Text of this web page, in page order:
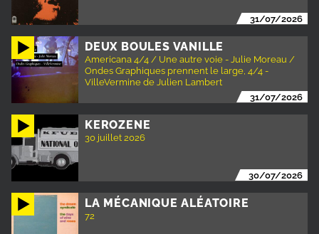
31/07/2026
DEUX BOULES VANILLE
Americana 4/4 / Une autre voie - Julie Moreau /
Ondes Graphiques prennent le large, 4/4 -
VilleVermine de Julien Lambert
31/07/2026
KEROZENE
30 juillet 2026
30/07/2026
LA MÉCANIQUE ALÉATOIRE
72